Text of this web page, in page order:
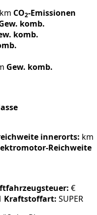
CO2-Emissionen
komb.
komb.
Gew. komb.
innerorts: km
Reichweite
€
Kraftstoffart: SUPER